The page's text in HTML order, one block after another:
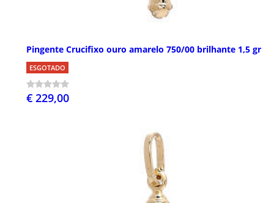
Pingente Crucifixo ouro amarelo 750/00 brilhante 1,5 gr
ESGOTADO
€ 229,00